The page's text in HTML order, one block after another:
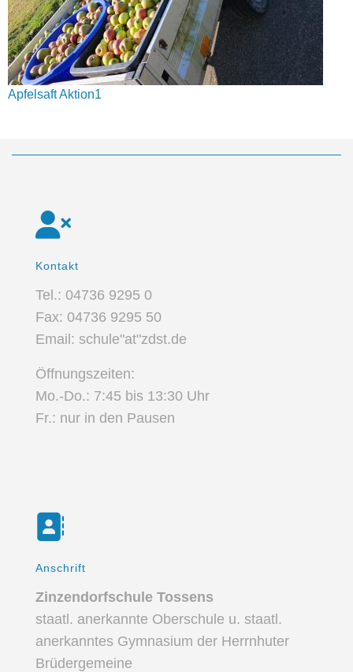
Apfelsaft Aktion1
Kontakt
Tel.: 04736 9295 0
Fax: 04736 9295 50
Email: schule"at"zdst.de
Öffnungszeiten:
Mo.-Do.: 7:45 bis 13:30 Uhr
Fr.: nur in den Pausen
Anschrift
Zinzendorfschule Tossens
staatl. anerkannte Oberschule u. staatl.
anerkanntes Gymnasium der Herrnhuter
Brüdergemeine